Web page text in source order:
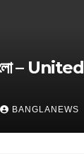
– United
BANGLANEWS